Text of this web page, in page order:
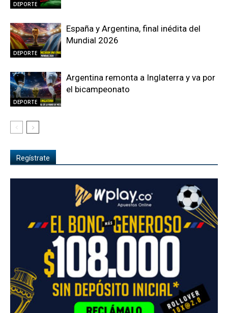
DEPORTE
DEPORTE
España y Argentina, final inédita del
Mundial 2026
DEPORTE
Argentina remonta a Inglaterra y va por
el bicampeonato
Regístrate